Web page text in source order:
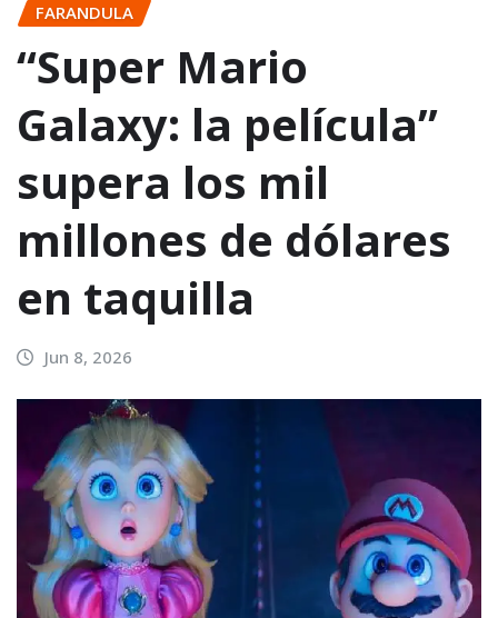
FARANDULA
“Super Mario
Galaxy: la película”
supera los mil
millones de dólares
en taquilla
Jun 8, 2026